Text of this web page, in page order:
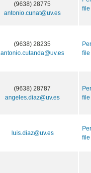
(9638) 28775
antonio.cunat@uv.es
file
(9638) 28235
antonio.cutanda@uv.es
file
(9638) 28787
angeles.diaz@uv.es
file
luis.diaz@uv.es
file